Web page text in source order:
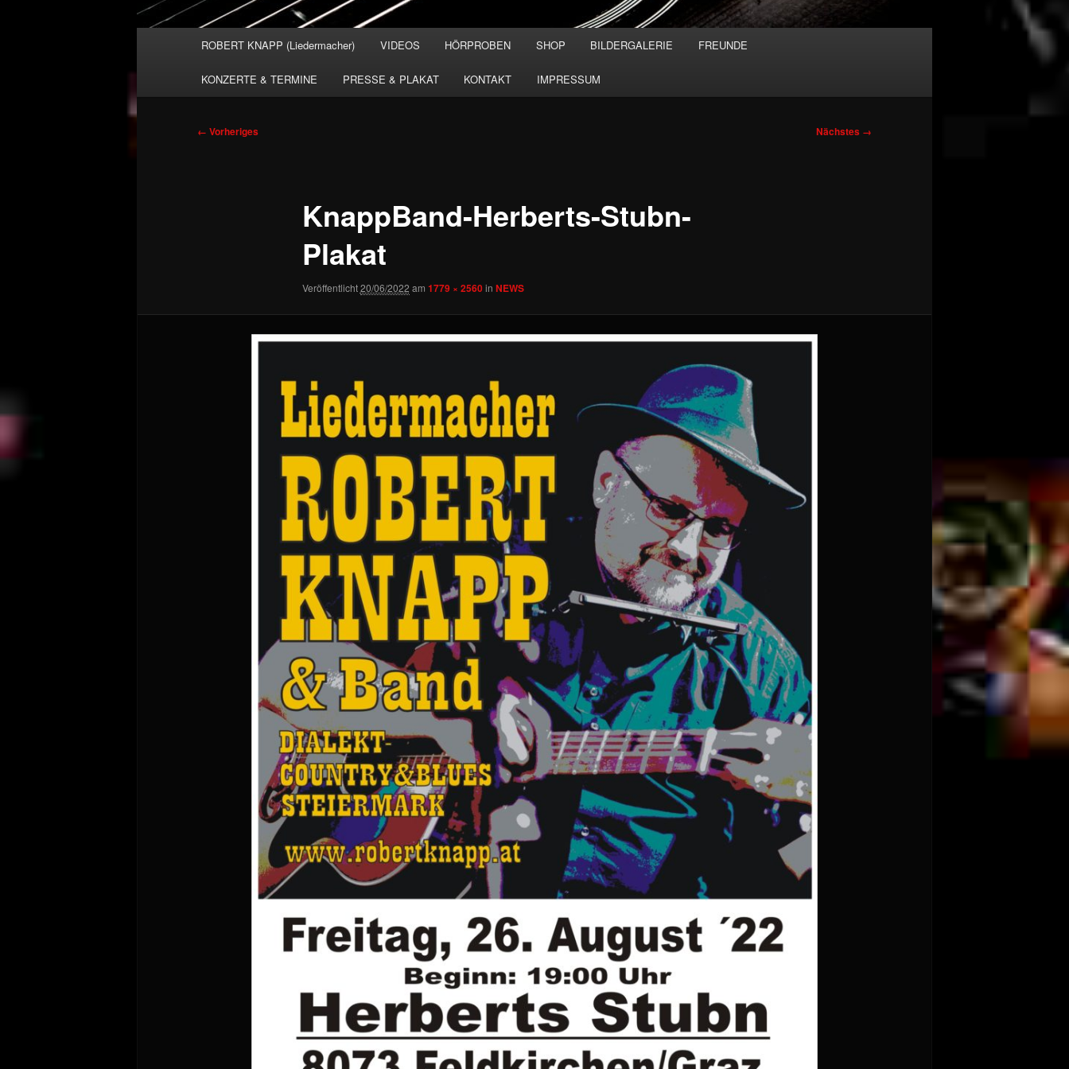
ROBERT KNAPP (Liedermacher) VIDEOS HÖRPROBEN SHOP BILDERGALERIE FREUNDE
KONZERTE & TERMINE PRESSE & PLAKAT KONTAKT IMPRESSUM
Bilder-
← Vorheriges Nächstes →
KnappBand-Herberts-Stubn-
Plakat
Veröffentlicht20/06/2022 am 1779 × 2560in NEWS